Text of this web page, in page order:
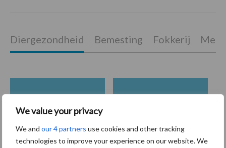
We value your privacy
We and our 4 partners use cookies and other tracking
technologies to improve your experience on our website. We
Diergezondheid Bemesting Fokkerij